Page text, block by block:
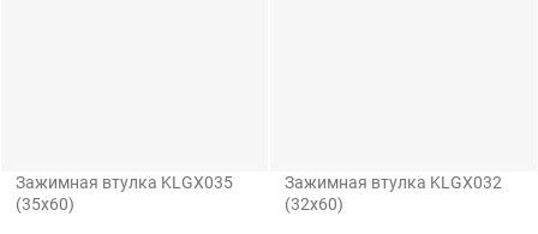
Зажимная втулка KLGX035
(35x60)
Зажимная втулка KLGX032
(32x60)